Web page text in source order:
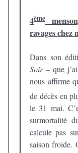
4ème
ravages chez
Dans son
Soir– que
nous affirme
de décès en
le 31 mai.
surmortalité
calcule pas
saison froide.